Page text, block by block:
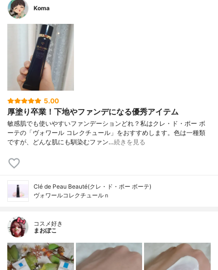
Koma
5.00
厚塗り卒業！下地やファンデになる優秀アイテム
敏感肌でも使いやすいファンデーションどれ？私はクレ・ド・ポー ボ
ーテの「ヴォワール コレクチュール」をおすすめします。色は一種類
ですが、どんな肌にも馴染むファン…続きを見る
Clé de Peau Beauté(クレ・ド・ポー ボーテ)
ヴォワールコレクチュールｎ
コスメ好き
まおぽこ